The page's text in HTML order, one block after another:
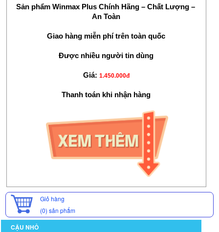
Sản phẩm Winmax Plus Chính Hãng – Chất Lượng –
An Toàn
Giao hàng miễn phí trên toàn quốc
Được nhiều người tin dùng
Giá: 1.450.000đ
Thanh toán khi nhận hàng
Giỏ hàng
(0) sản phẩm
CẬU NHỎ